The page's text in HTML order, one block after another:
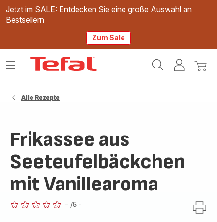
Jetzt im SALE: Entdecken Sie eine große Auswahl an
Bestsellern
Zum Sale
Mein
Mein
Das
Alle Rezepte
Frikassee aus
Seeteufelbäckchen
mit Vanillearoma
- /5 -